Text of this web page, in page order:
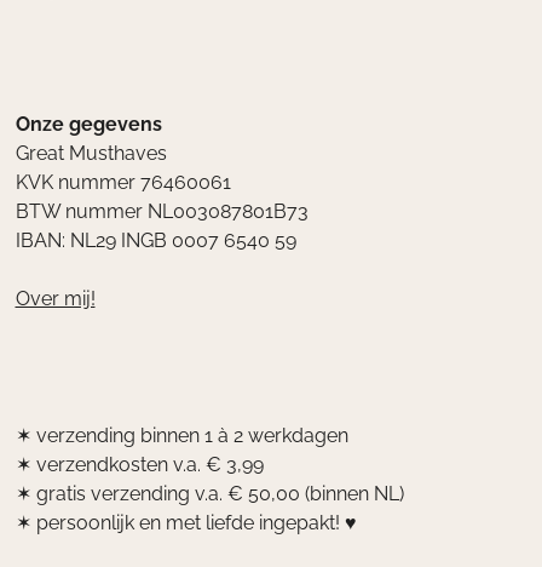
Onze gegevens
Great Musthaves
KVK nummer 76460061
BTW nummer NL003087801B73
IBAN: NL29 INGB 0007 6540 59
Over mij!
✶ verzending binnen 1 à 2 werkdagen
✶ verzendkosten v.a. € 3,99
✶ gratis verzending v.a. € 50,00 (binnen NL)
✶ persoonlijk en met liefde ingepakt! ♥